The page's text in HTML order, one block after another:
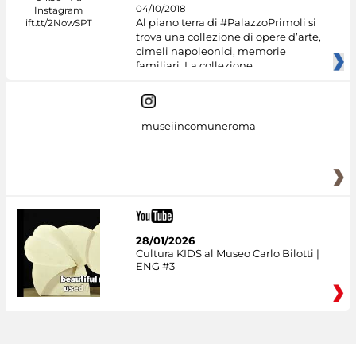
04/10/2018
Al piano terra di #PalazzoPrimoli si
trova una collezione di opere d’arte,
cimeli napoleonici, memorie
familiari. La collezione
museiincomuneroma
28/01/2026
Cultura KIDS al Museo Carlo Bilotti |
ENG #3